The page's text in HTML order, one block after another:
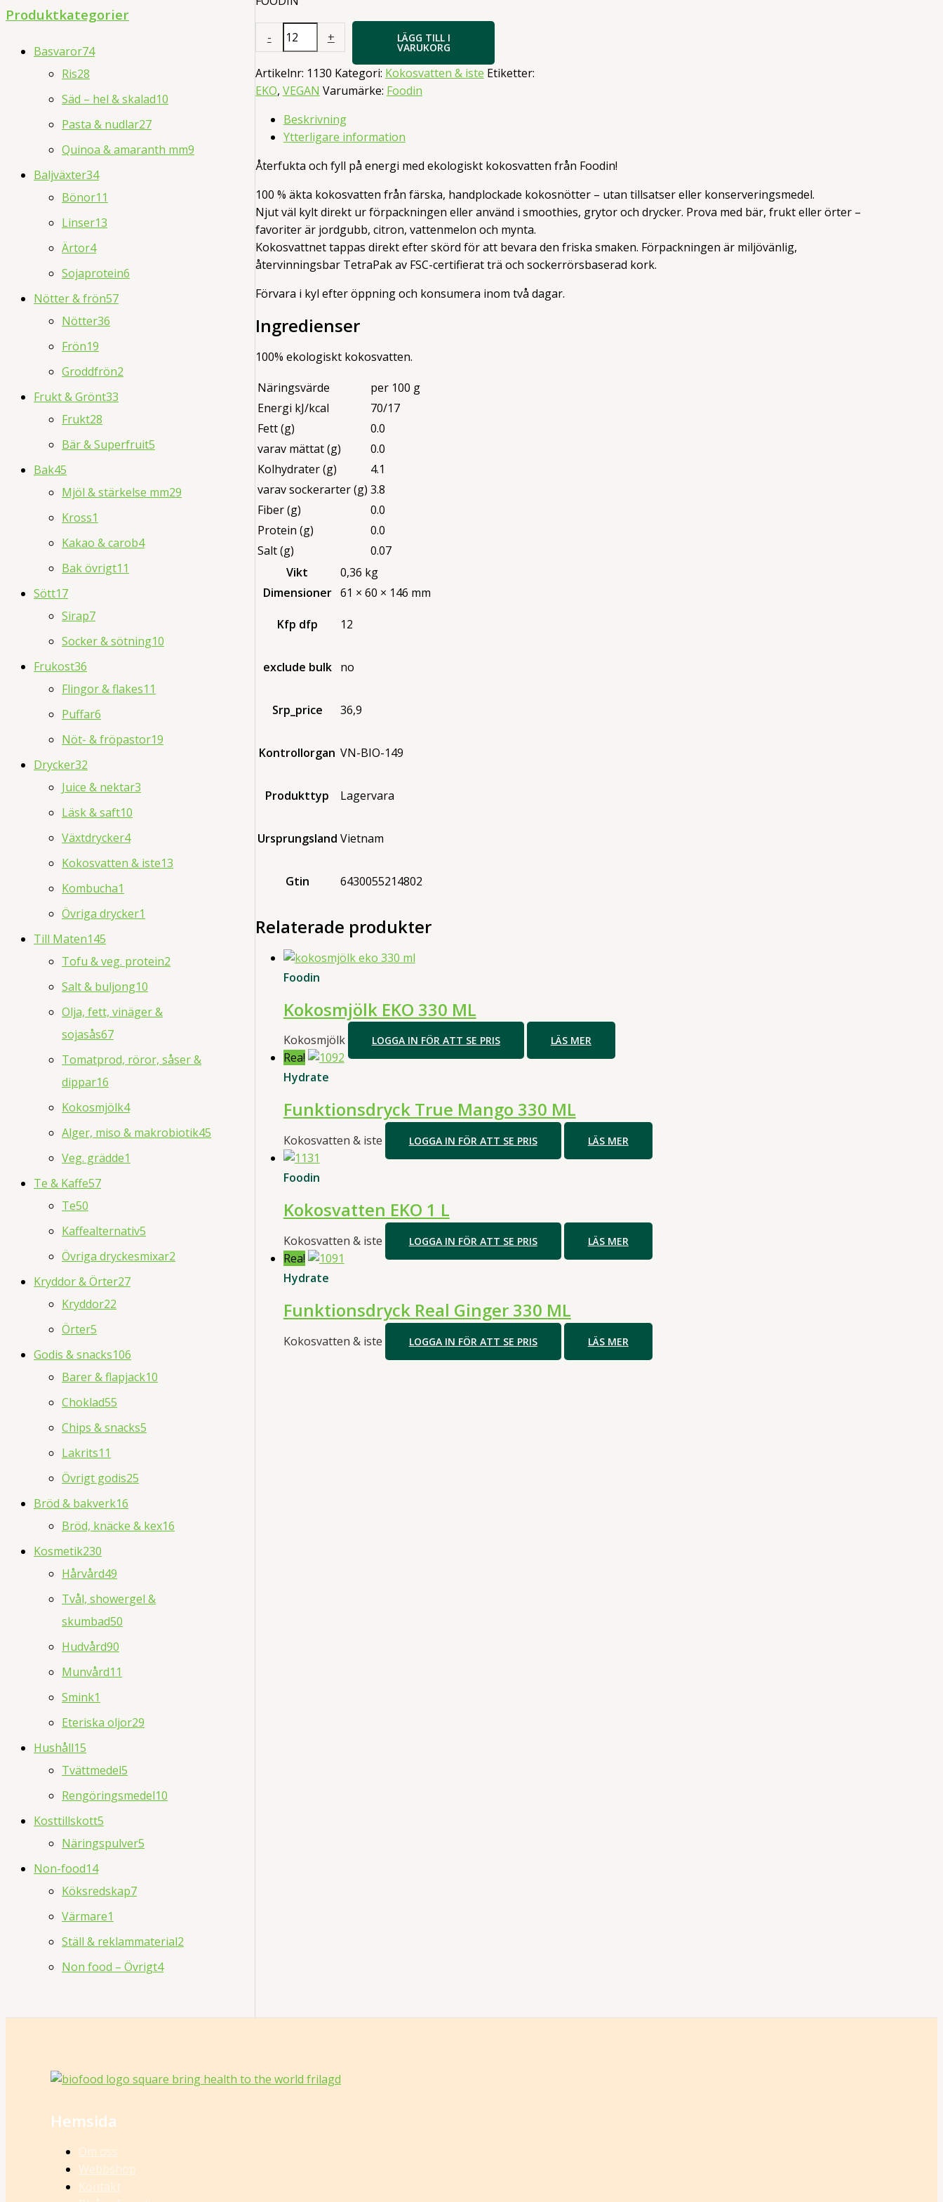
Produktkategorier
Basvaror74
Ris28
Säd – hel & skalad10
Pasta & nudlar27
Quinoa & amaranth mm9
Baljväxter34
Bönor11
Linser13
Ärtor4
Sojaprotein6
Nötter & frön57
Nötter36
Frön19
Groddfrön2
Frukt & Grönt33
Frukt28
Bär & Superfruit5
Bak45
Mjöl & stärkelse mm29
Kross1
Kakao & carob4
Bak övrigt11
Sött17
Sirap7
Socker & sötning10
Frukost36
Flingor & flakes11
Puffar6
Nöt- & fröpastor19
Drycker32
Juice & nektar3
Läsk & saft10
Växtdrycker4
Kokosvatten & iste13
Kombucha1
Övriga drycker1
Till Maten145
Tofu & veg. protein2
Salt & buljong10
Olja, fett, vinäger &
sojasås67
Tomatprod, röror, såser &
dippar16
Kokosmjölk4
Alger, miso & makrobiotik45
Veg. grädde1
Te & Kaffe57
Te50
Kaffealternativ5
Övriga dryckesmixar2
Kryddor & Örter27
Kryddor22
Örter5
Godis & snacks106
Barer & flapjack10
Choklad55
Chips & snacks5
Lakrits11
Övrigt godis25
Bröd & bakverk16
Bröd, knäcke & kex16
Kosmetik230
Hårvård49
Tvål, showergel &
skumbad50
Hudvård90
Munvård11
Smink1
Eteriska oljor29
Hushåll15
Tvättmedel5
Rengöringsmedel10
Kosttillskott5
Näringspulver5
Non-food14
Köksredskap7
Värmare1
Ställ & reklammaterial2
Non food – Övrigt4
-
Kokosvatten
EKO
330
ML
mängd
+ LÄGG TILL I
VARUKORG
Artikelnr: 1130 Kategori: Kokosvatten & iste Etiketter:
EKO, VEGAN Varumärke: Foodin
Beskrivning
Ytterligare information
Återfukta och fyll på energi med ekologiskt kokosvatten från Foodin!
100 % äkta kokosvatten från färska, handplockade kokosnötter – utan tillsatser eller konserveringsmedel.
Njut väl kylt direkt ur förpackningen eller använd i smoothies, grytor och drycker. Prova med bär, frukt eller örter –
favoriter är jordgubb, citron, vattenmelon och mynta.
Kokosvattnet tappas direkt efter skörd för att bevara den friska smaken. Förpackningen är miljövänlig,
återvinningsbar TetraPak av FSC-certifierat trä och sockerrörsbaserad kork.
Förvara i kyl efter öppning och konsumera inom två dagar.
Ingredienser
100% ekologiskt kokosvatten.
Näringsvärde
per 100 g
Energi kJ/kcal
70/17
Fett (g)
0.0
varav mättat (g)
0.0
Kolhydrater (g)
4.1
varav sockerarter (g) 3.8
Fiber (g)
0.0
Protein (g)
0.0
Salt (g)
0.07
Vikt
0,36 kg
Dimensioner 61 × 60 × 146 mm
Kfp dfp 12
exclude bulk no
Srp_price 36,9
Kontrollorgan VN-BIO-149
Produkttyp Lagervara
Ursprungsland Vietnam
Gtin 6430055214802
Relaterade produkter
Foodin
Kokosmjölk EKO 330 ML
Kokosmjölk LOGGA IN FÖR ATT SE PRIS LÄS MER
Rea!
Hydrate
Funktionsdryck True Mango 330 ML
Kokosvatten & iste LOGGA IN FÖR ATT SE PRIS LÄS MER
Foodin
Kokosvatten EKO 1 L
Kokosvatten & iste LOGGA IN FÖR ATT SE PRIS LÄS MER
Rea!
Hydrate
Funktionsdryck Real Ginger 330 ML
Kokosvatten & iste LOGGA IN FÖR ATT SE PRIS LÄS MER
Hemsida
Om oss
Webbshop
Kontakt